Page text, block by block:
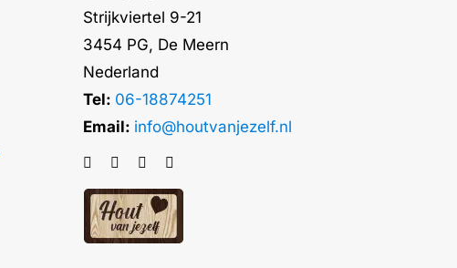
Strijkviertel 9-21
3454 PG, De Meern
Nederland
Tel: 06-18874251
Email: info@houtvanjezelf.nl